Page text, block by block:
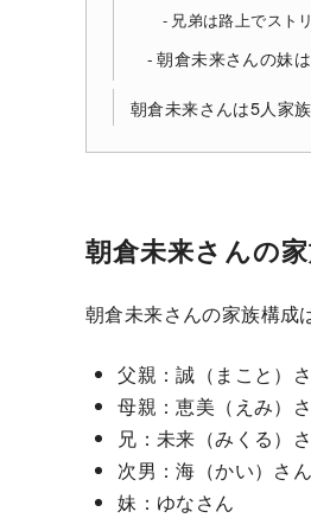
兄弟は路上でスト
朝倉未来さんの妹
朝倉未来さんは5人家
朝倉未来さんの
朝倉未来さんの家族構成
父親：誠（まこと）
母親：恵美（えみ）
兄：未来（みくる）
次男：海（かい）さん
妹：ゆなさん